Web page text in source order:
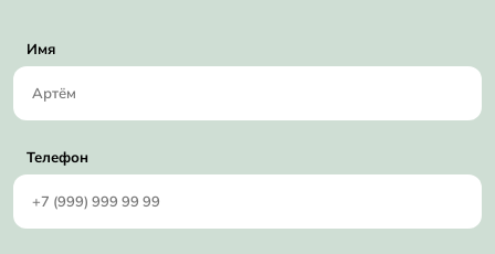
Имя
Телефон